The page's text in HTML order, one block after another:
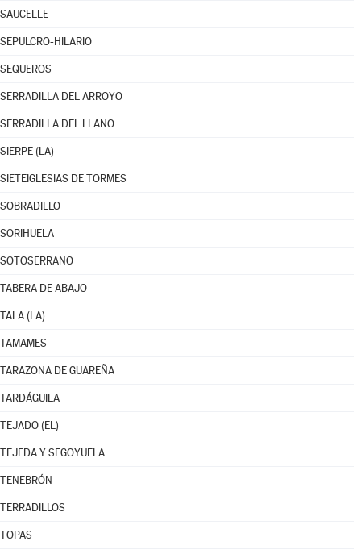
SAUCELLE
SEPULCRO-HILARIO
SEQUEROS
SERRADILLA DEL ARROYO
SERRADILLA DEL LLANO
SIERPE (LA)
SIETEIGLESIAS DE TORMES
SOBRADILLO
SORIHUELA
SOTOSERRANO
TABERA DE ABAJO
TALA (LA)
TAMAMES
TARAZONA DE GUAREÑA
TARDÁGUILA
TEJADO (EL)
TEJEDA Y SEGOYUELA
TENEBRÓN
TERRADILLOS
TOPAS